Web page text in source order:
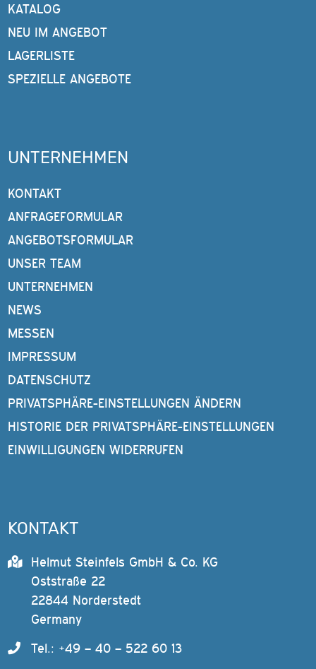
KATALOG
NEU IM ANGEBOT
LAGERLISTE
SPEZIELLE ANGEBOTE
UNTERNEHMEN
KONTAKT
ANFRAGEFORMULAR
ANGEBOTSFORMULAR
UNSER TEAM
UNTERNEHMEN
NEWS
MESSEN
IMPRESSUM
DATENSCHUTZ
PRIVATSPHÄRE-EINSTELLUNGEN ÄNDERN
HISTORIE DER PRIVATSPHÄRE-EINSTELLUNGEN
EINWILLIGUNGEN WIDERRUFEN
KONTAKT
Helmut Steinfels GmbH & Co. KG
Oststraße 22
22844 Norderstedt
Germany
Tel.: +49 – 40 – 522 60 13